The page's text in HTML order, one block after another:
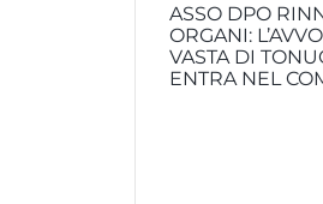
ASSO DPO
ORGANI:
VASTA DI
ENTRA NEL